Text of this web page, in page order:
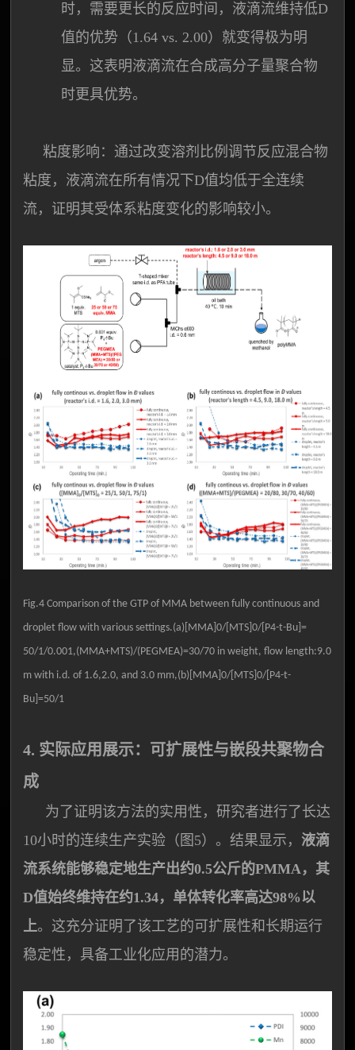
时，需要更长的反应时间，液滴流维持低D
值的优势（1.64 vs. 2.00）就变得极为明
显。这表明液滴流在合成高分子量聚合物
时更具优势。
粘度影响：通过改变溶剂比例调节反应混合物
粘度，液滴流在所有情况下D值均低于全连续
流，证明其受体系粘度变化的影响较小。
Fig.4 Comparison of the GTP of MMA between fully continuous and
droplet flow with various settings.(a)[MMA]0/[MTS]0/[P4-t-Bu]=
50/1/0.001,(MMA+MTS)/(PEGMEA)=30/70 in weight, flow length:9.0
m with i.d. of 1.6,2.0, and 3.0 mm,(b)[MMA]0/[MTS]0/[P4-t-
Bu]=50/1
4. 实际应用展示：可扩展性与嵌段共聚物合
成
为了证明该方法的实用性，研究者进行了长达
10小时的连续生产实验（图5）。结果显示， 液滴
流系统能够稳定地生产出约0.5公斤的PMMA，其
D值始终维持在约1.34，单体转化率高达98%以
上。这充分证明了该工艺的可扩展性和长期运行
稳定性，具备工业化应用的潜力。